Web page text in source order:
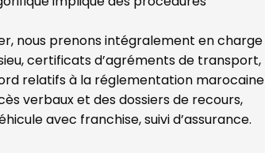
nous prenons intégralement en charge
certificats d’agréments de transport,
relatifs à la réglementation marocaine
verbaux et des dossiers de recours,
avec franchise, suivi d’assurance.